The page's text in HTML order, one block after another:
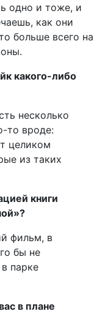
одно и тоже, и
как они
больше всего на
какого-либо
несколько
то вроде:
целиком
из таких
книги
фильм, в
бы не
парке
в плане